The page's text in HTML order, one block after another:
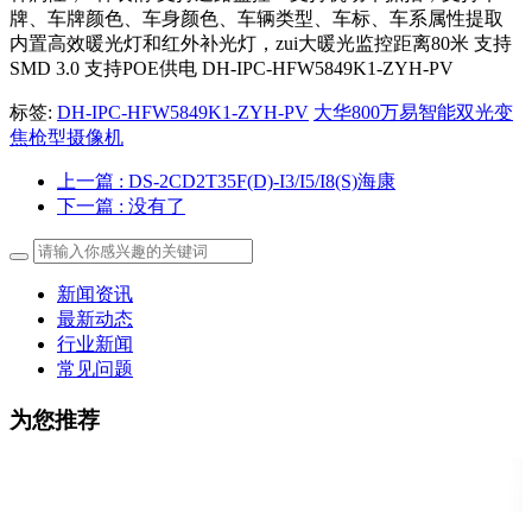
牌、车牌颜色、车身颜色、车辆类型、车标、车系属性提取
内置高效暖光灯和红外补光灯，zui大暖光监控距离80米 支持
SMD 3.0 支持POE供电 DH-IPC-HFW5849K1-ZYH-PV
标签: DH-IPC-HFW5849K1-ZYH-PV 大华800万易智能双光变
焦枪型摄像机
上一篇 : DS-2CD2T35F(D)-I3/I5/I8(S)海康
下一篇 : 没有了
新闻资讯
最新动态
行业新闻
常见问题
为您推荐